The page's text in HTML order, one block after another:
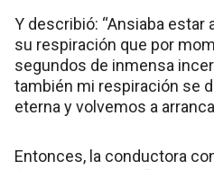
Y describió: “Ansiaba estar
su respiración que por
segundos de inmensa
también mi respiración se
eterna y volvemos a
Entonces, la conductora